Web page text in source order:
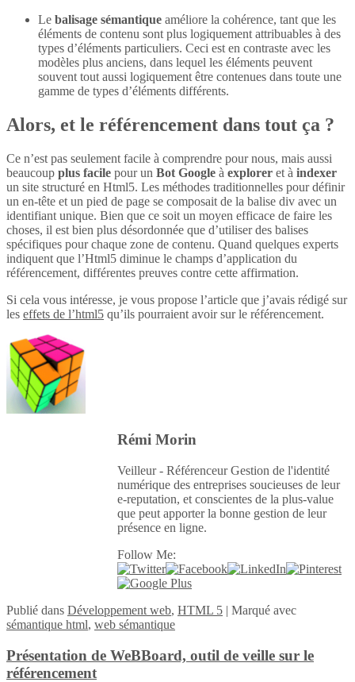
Le balisage sémantique améliore la cohérence, tant que les
éléments de contenu sont plus logiquement attribuables à des
types d’éléments particuliers. Ceci est en contraste avec les
modèles plus anciens, dans lequel les éléments peuvent
souvent tout aussi logiquement être contenues dans toute une
gamme de types d’éléments différents.
Alors, et le référencement dans tout ça ?
Ce n’est pas seulement facile à comprendre pour nous, mais aussi
beaucoup plus facile pour un Bot Google à explorer et à indexer
un site structuré en Html5. Les méthodes traditionnelles pour définir
un en-tête et un pied de page se composait de la balise div avec un
identifiant unique. Bien que ce soit un moyen efficace de faire les
choses, il est bien plus désordonnée que d’utiliser des balises
spécifiques pour chaque zone de contenu. Quand quelques experts
indiquent que l’Html5 diminue le champs d’application du
référencement, différentes preuves contre cette affirmation.
Si cela vous intéresse, je vous propose l’article que j’avais rédigé sur
les effets de l’html5 qu’ils pourraient avoir sur le référencement.
Rémi Morin
Veilleur - Référenceur Gestion de l'identité
numérique des entreprises soucieuses de leur
e-reputation, et conscientes de la plus-value
que peut apporter la bonne gestion de leur
présence en ligne.
Follow Me:
Publié dans Développement web, HTML 5 | Marqué avec
sémantique html, web sémantique
Présentation de WeBBoard, outil de veille sur le
référencement